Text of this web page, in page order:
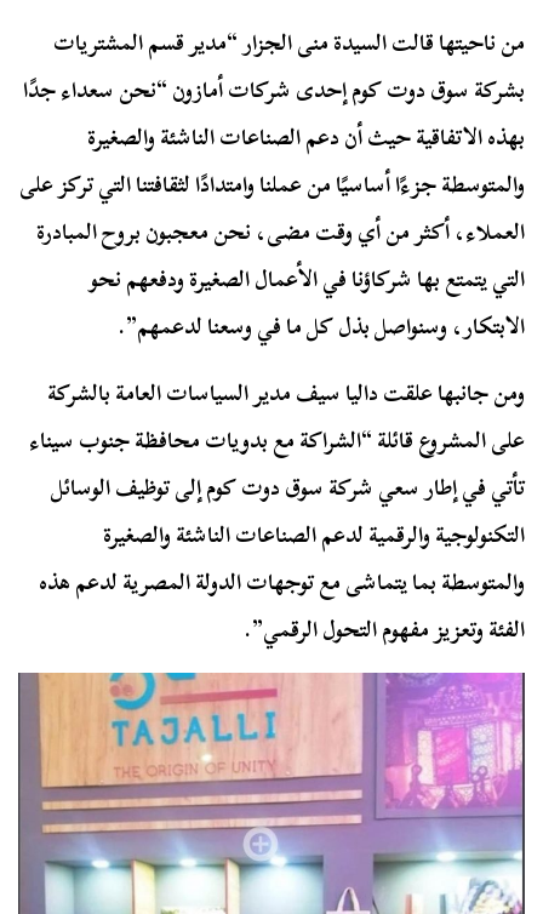
من ناحيتها قالت السيدة منى الجزار “مدير قسم المشتريات
بشركة سوق دوت كوم إحدى شركات أمازون “نحن سعداء جدًا
بهذه الاتفاقية حيث أن دعم الصناعات الناشئة والصغيرة
والمتوسطة جزءًا أساسيًا من عملنا وامتدادًا لثقافتنا التي تركز على
العملاء، أكثر من أي وقت مضى، نحن معجبون بروح المبادرة
التي يتمتع بها شركاؤنا في الأعمال الصغيرة ودفعهم نحو
الابتكار، وسنواصل بذل كل ما في وسعنا لدعمهم”.
ومن جانبها علقت داليا سيف مدير السياسات العامة بالشركة
على المشروع قائلة “الشراكة مع بدويات محافظة جنوب سيناء
تأتي في إطار سعي شركة سوق دوت كوم إلى توظيف الوسائل
التكنولوجية والرقمية لدعم الصناعات الناشئة والصغيرة
والمتوسطة بما يتماشى مع توجهات الدولة المصرية لدعم هذه
الفئة وتعزيز مفهوم التحول الرقمي”.